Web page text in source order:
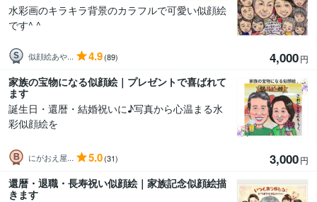
水彩画のキラキラ背景のカラフルで可愛い似顔絵
です^ ^
似顔絵あや... 4.9(89) 4,000円
家族の宝物になる似顔絵｜プレゼントで喜ばれて
ます
誕生日・還暦・結婚祝いに♪写真から心温まる水
彩似顔絵を
にがおえ屋... 5.0(31) 3,000円
還暦・退職・長寿祝い似顔絵｜家族記念似顔絵描
きます